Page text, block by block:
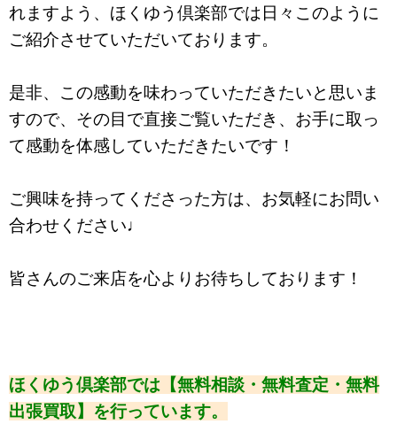
れますよう、 ほくゆう倶楽部では日々このように
ご紹介させていただいております。
是非、この感動を味わっていただきたいと思いま
すので、 その目で直接ご覧いただき、 お手に取っ
て感動を体感していただきたいです！
ご興味を持ってくださった方は、お気軽にお問い
合わせください♩
皆さんのご来店を心よりお待ちしております！
ほくゆう倶楽部では【無料相談・無料査定・無料
出張買取】を行っています。